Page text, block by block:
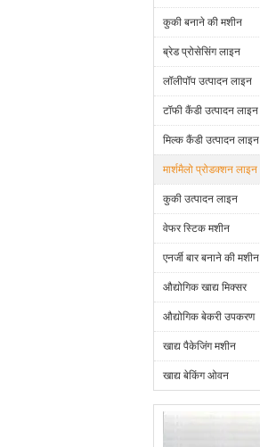
कुकी बनाने की मशीन
ब्रेड प्रोसेसिंग लाइन
लॉलीपॉप उत्पादन लाइन
टॉफी कैंडी उत्पादन लाइन
मिल्क कैंडी उत्पादन लाइन
मार्शमैलो प्रोडक्शन लाइन
कुकी उत्पादन लाइन
वेफर स्टिक मशीन
एनर्जी बार बनाने की मशीन
औद्योगिक खाद्य मिक्सर
औद्योगिक बेकरी उपकरण
खाद्य पैकेजिंग मशीन
खाद्य बेकिंग ओवन